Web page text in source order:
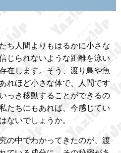
ち人間よりもはるかに小さな
じられないような距離を泳い
在します。そう、渡り鳥や魚
れほど小さな体で、人間です
っき移動することができるの
たちにもあれば、今感じてい
ないでしょうか。
の中でわかってきたのが、渡